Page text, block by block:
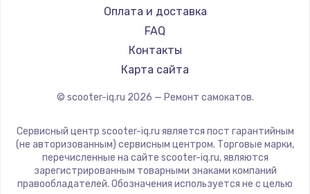
Segway
KIRIN
Оплата и доставка
FAQ
Контакты
Карта сайта
© scooter-iq.ru 2026 — Ремонт самокатов.
Сервисный центр scooter-iq.ru является пост гарантийным
(не авторизованным) сервисным центром. Торговые марки,
перечисленные на сайте scooter-iq.ru, являются
зарегистрированным товарными знаками компаний
правообладателей. Обозначения используется не с целью